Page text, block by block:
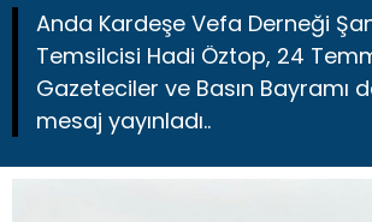
Anda Kardeşe Vefa Derneği
Temsilcisi Hadi Öztop, 24
Gazeteciler ve Basın Bayramı
mesaj yayınladı..